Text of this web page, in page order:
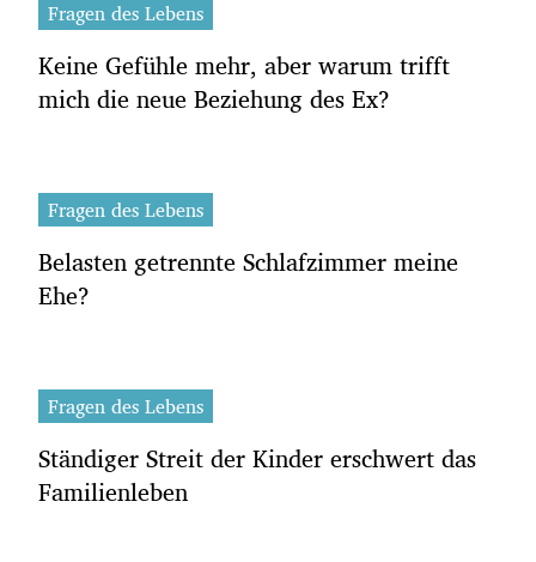
Fragen des Lebens
Keine Gefühle mehr, aber warum trifft
mich die neue Beziehung des Ex?
Fragen des Lebens
Belasten getrennte Schlafzimmer meine
Ehe?
Fragen des Lebens
Ständiger Streit der Kinder erschwert das
Familienleben